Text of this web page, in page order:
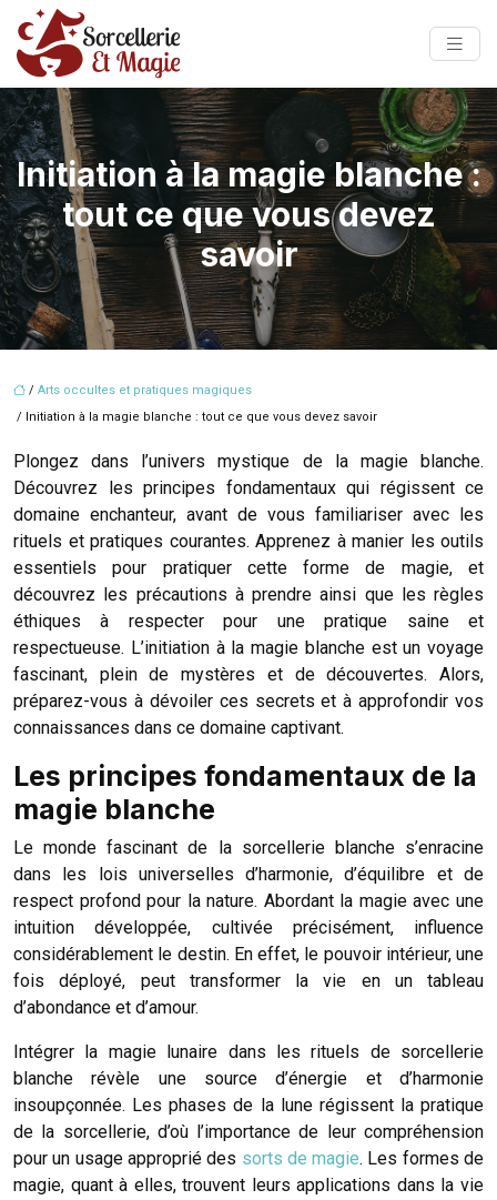
Initiation à la magie blanche :
tout ce que vous devez
savoir
/ Arts occultes et pratiques magiques
/ Initiation à la magie blanche : tout ce que vous devez savoir
Plongez dans l’univers mystique de la magie blanche.
Découvrez les principes fondamentaux qui régissent ce
domaine enchanteur, avant de vous familiariser avec les
rituels et pratiques courantes. Apprenez à manier les outils
essentiels pour pratiquer cette forme de magie, et
découvrez les précautions à prendre ainsi que les règles
éthiques à respecter pour une pratique saine et
respectueuse. L’initiation à la magie blanche est un voyage
fascinant, plein de mystères et de découvertes. Alors,
préparez-vous à dévoiler ces secrets et à approfondir vos
connaissances dans ce domaine captivant.
Les principes fondamentaux de la
magie blanche
Le monde fascinant de la sorcellerie blanche s’enracine
dans les lois universelles d’harmonie, d’équilibre et de
respect profond pour la nature. Abordant la magie avec une
intuition développée, cultivée précisément, influence
considérablement le destin. En effet, le pouvoir intérieur, une
fois déployé, peut transformer la vie en un tableau
d’abondance et d’amour.
Intégrer la magie lunaire dans les rituels de sorcellerie
blanche révèle une source d’énergie et d’harmonie
insoupçonnée. Les phases de la lune régissent la pratique
de la sorcellerie, d’où l’importance de leur compréhension
pour un usage approprié des sorts de magie. Les formes de
magie, quant à elles, trouvent leurs applications dans la vie